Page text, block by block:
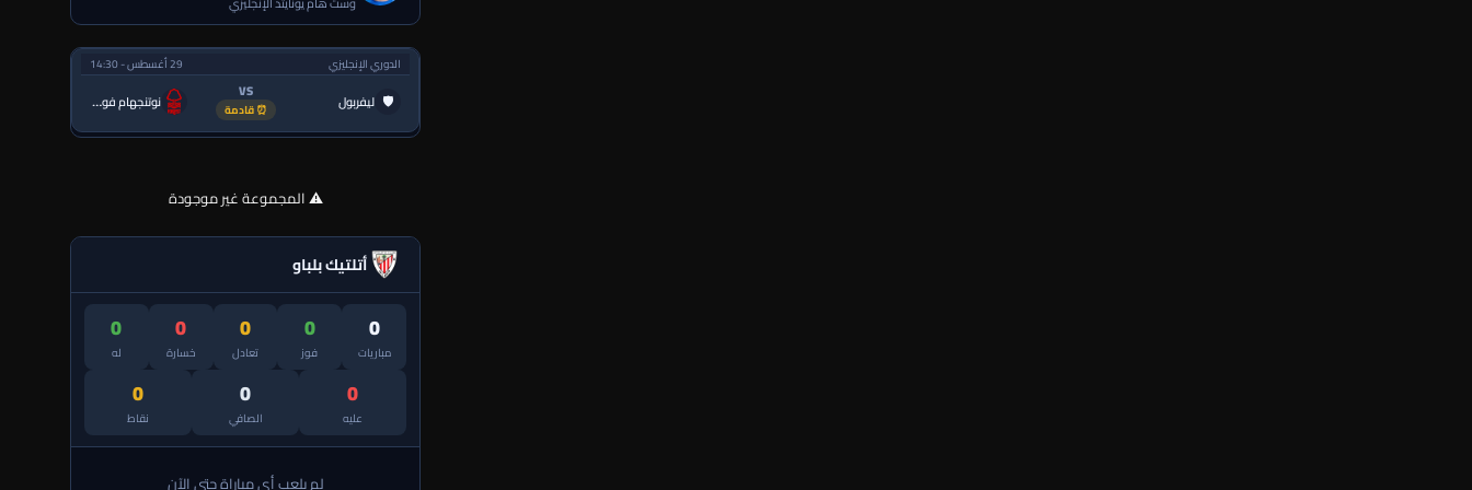
الدوري الإنجليزي 29 أغسطس - 14:30
🛡 ليفربول VS
⏰ قادمة نوتنجهام فورست
⚠️ المجموعة غير موجودة
أتلتيك بلباو
0
مباريات
0
فوز
0
تعادل
0
خسارة
0
له
0
عليه
0
الصافي
0
نقاط
لم يلعب أي مباراة حتى الآن